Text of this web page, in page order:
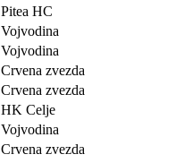
Pitea HC
Vojvodina
Vojvodina
Crvena zvezda
Crvena zvezda
HK Celje
Vojvodina
Crvena zvezda